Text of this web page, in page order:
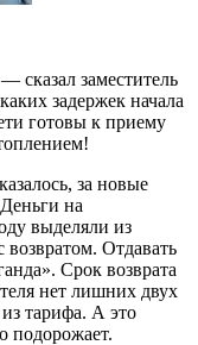
сказал заместитель
задержек начала
готовы к приему
за новые
на
выделяли из
Отдавать
Срок возврата
нет лишних двух
тарифа. А это
подорожает.